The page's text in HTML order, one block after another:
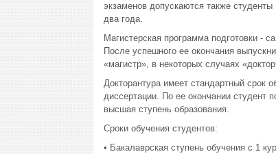
экзаменов допускаются также
два года.
Магистерская программа подготовки -
После успешного ее окончания
«магистр», в некоторых случаях
Докторантура имеет стандартный срок
диссертации. По ее окончании студент
высшая ступень образования.
Сроки обучения студентов:
• Бакалаврская ступень обучения с 1